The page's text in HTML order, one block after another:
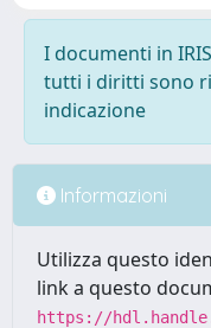
I documenti in
tutti i diritti sono
indicazione
Informazioni
Utilizza questo
link a questo
https://